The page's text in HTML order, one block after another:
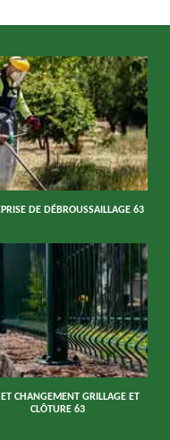
DE DÉBROUSSAILLAGE 63
ET CHANGEMENT GRILLAGE ET
CLÔTURE 63